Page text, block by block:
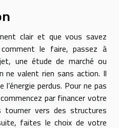
clair et que vous savez
le faire, passez à
une étude de marché ou
ne valent rien sans action. Il
perdus. Pour ne pas
par financer votre
tourner vers des structures
faites le choix de votre